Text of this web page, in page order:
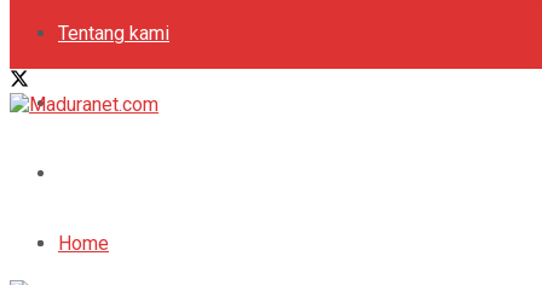
Tentang kami
Kebijakan Privasi
Periklanan
Home